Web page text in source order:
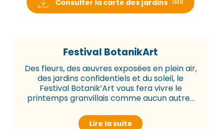
Consulter la carte des jardins 1MB
Festival BotanikArt
Des fleurs, des œuvres exposées en plein air,
des jardins confidentiels et du soleil, le
Festival Botanik’Art vous fera vivre le
printemps granvillais comme aucun autre...
Lire la suite